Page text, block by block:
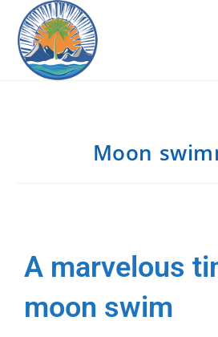
Moon
A marvelous
moon swim